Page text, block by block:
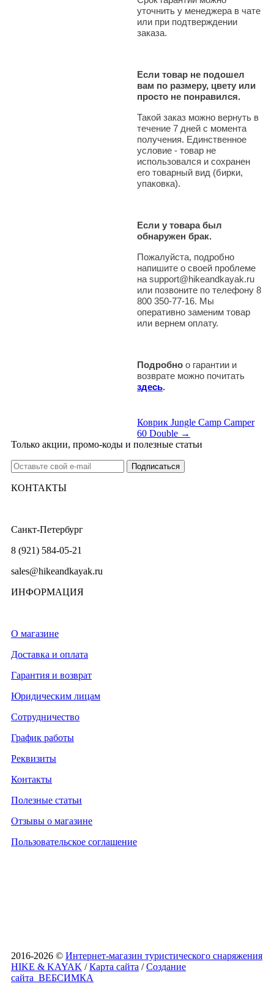
уточнить у менеджера в чате
или при подтверждении
заказа.
Если товар не подошел
вам по размеру, цвету или
просто не понравился.
Такой заказ можно вернуть в
течение 7 дней с момента
получения. Единственное
условие - товар не
использовался и сохранен
его товарный вид (бирки,
упаковка).
Если у товара был
обнаружен брак.
Пожалуйста, подробно
напишите о своей проблеме
на support@hikeandkayak.ru
или позвоните по телефону 8
800 350-77-16. Мы
оперативно заменим товар
или вернем оплату.
Подробно о гарантии и
возврате можно почитать
здесь.
Коврик Jungle Camp Camper
60 Double →
Только акции, промо-коды и полезные статьи
КОНТАКТЫ
Санкт-Петербург
8 (921) 584-05-21
sales@hikeandkayak.ru
ИНФОРМАЦИЯ
О магазине
Доставка и оплата
Гарантия и возврат
Юридическим лицам
Сотрудничество
График работы
Реквизиты
Контакты
Полезные статьи
Отзывы о магазине
Пользовательское соглашение
2016-2026 © Интернет-магазин туристического снаряжения
HIKE & KAYAK /Карта сайта /Создание
сайта ВЕБСИМКА